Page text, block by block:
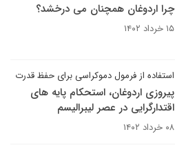
چرا اردوغان همچنان می درخشد؟
۱۵ خرداد ۱۴۰۲
استفاده از فرمول دموکراسی برای حفظ قدرت
پیروزی اردوغان، استحکام پایه های
اقتدارگرایی در عصر لیبرالیسم
۰۸ خرداد ۱۴۰۲